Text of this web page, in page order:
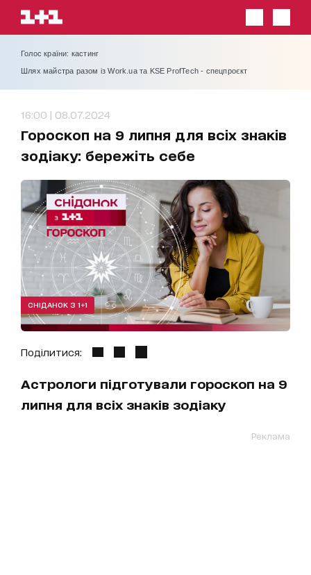
Голос країни: кастинг
Шлях майстра разом із Work.ua та KSE ProfTech - спецпроєкт
16:00 | 08.07.2024
Гороскоп на 9 липня для всіх знаків
зодіаку: бережіть себе
СНІДАНОК З 1+1
Поділитися:
Астрологи підготували гороскоп на 9
липня для всіх знаків зодіаку
Реклама